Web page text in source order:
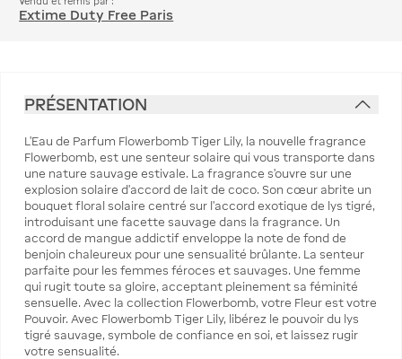
Extime Duty Free Paris
PRÉSENTATION
L’Eau de Parfum Flowerbomb Tiger Lily, la nouvelle fragrance
Flowerbomb, est une senteur solaire qui vous transporte dans
une nature sauvage estivale. La fragrance s’ouvre sur une
explosion solaire d’accord de lait de coco. Son cœur abrite un
bouquet floral solaire centré sur l’accord exotique de lys tigré,
introduisant une facette sauvage dans la fragrance. Un
accord de mangue addictif enveloppe la note de fond de
benjoin chaleureux pour une sensualité brûlante. La senteur
parfaite pour les femmes féroces et sauvages. Une femme
qui rugit toute sa gloire, acceptant pleinement sa féminité
sensuelle. Avec la collection Flowerbomb, votre Fleur est votre
Pouvoir. Avec Flowerbomb Tiger Lily, libérez le pouvoir du lys
tigré sauvage, symbole de confiance en soi, et laissez rugir
votre sensualité.